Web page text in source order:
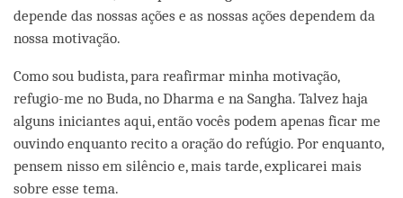
depende das nossas ações e as nossas ações dependem da
nossa motivação.
Como sou budista, para reafirmar minha motivação,
refugio-me no Buda, no Dharma e na Sangha. Talvez haja
alguns iniciantes aqui, então vocês podem apenas ficar me
ouvindo enquanto recito a oração do refúgio. Por enquanto,
pensem nisso em silêncio e, mais tarde, explicarei mais
sobre esse tema.